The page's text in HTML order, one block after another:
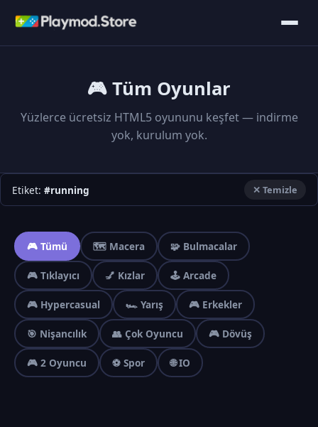
🎮 Tüm Oyunlar
Yüzlerce ücretsiz HTML5 oyununu keşfet — indirme
yok, kurulum yok.
Etiket: #running ✕ Temizle
🎮 Tümü 🗺️ Macera 🧩 Bulmacalar
🎮 Tıklayıcı 💅 Kızlar 🕹️ Arcade
🎮 Hypercasual 🏎️ Yarış 🎮 Erkekler
🎯 Nişancılık 👥 Çok Oyuncu 🎮 Dövüş
🎮 2 Oyuncu ⚽ Spor 🌐 IO